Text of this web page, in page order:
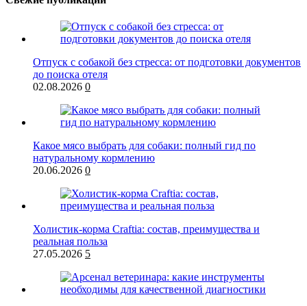
Отпуск с собакой без стресса: от подготовки документов
до поиска отеля
02.08.2026 0
Какое мясо выбрать для собаки: полный гид по
натуральному кормлению
20.06.2026 0
Холистик-корма Craftia: состав, преимущества и
реальная польза
27.05.2026 5